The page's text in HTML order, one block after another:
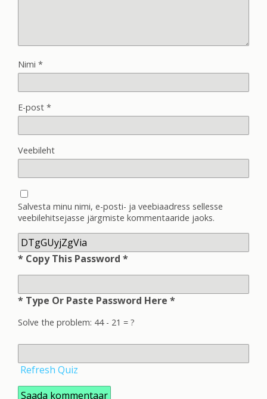
Nimi *
E-post *
Veebileht
Salvesta minu nimi, e-posti- ja veebiaadress sellesse
veebilehitsejasse järgmiste kommentaaride jaoks.
* Copy This Password *
* Type Or Paste Password Here *
Solve the problem: 44 - 21 = ?
Refresh Quiz